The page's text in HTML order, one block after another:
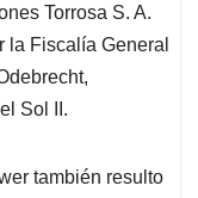
Torrosa S. A.
Fiscalía General
Sol II.
también resulto